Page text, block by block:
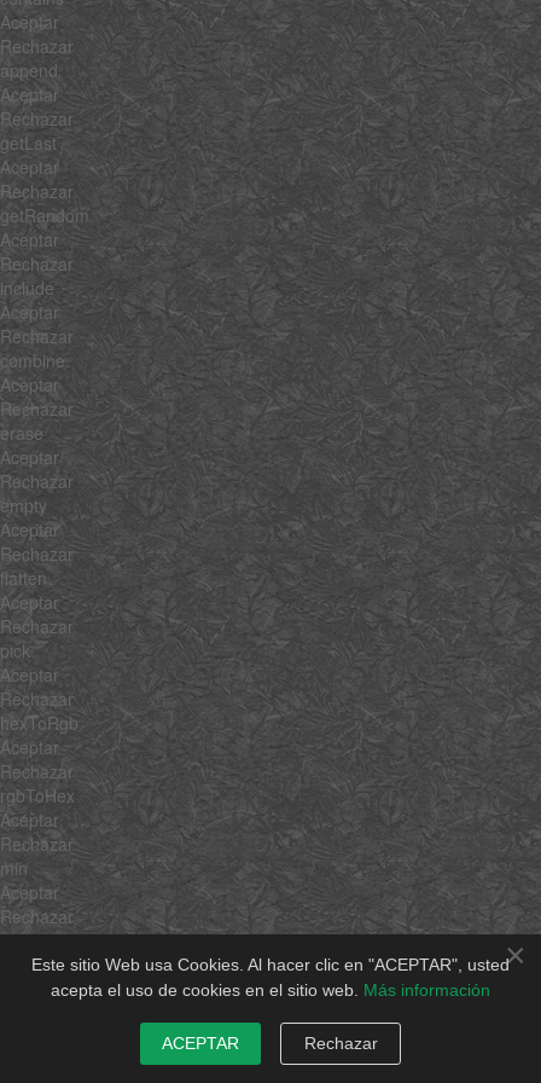
×
Este sitio Web usa Cookies. Al hacer clic en "ACEPTAR", usted
acepta el uso de cookies en el sitio web. Más información
ACEPTAR Rechazar
Aceptar
Rechazar
append
Aceptar
Rechazar
getLast
Aceptar
Rechazar
getRandom
Aceptar
Rechazar
include
Aceptar
Rechazar
combine
Aceptar
Rechazar
erase
Aceptar
Rechazar
empty
Aceptar
Rechazar
flatten
Aceptar
Rechazar
pick
Aceptar
Rechazar
hexToRgb
Aceptar
Rechazar
rgbToHex
Aceptar
Rechazar
min
Aceptar
Rechazar
max
Aceptar
Rechazar